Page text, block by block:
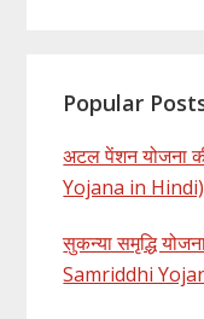
Popular
अटल पेंशन योजना
Yojana in
सुकन्या समृद्धि
Samriddhi